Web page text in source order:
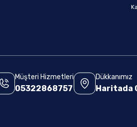
Müşteri Hizmetleri
05322868757
Dükkanımız
Haritada